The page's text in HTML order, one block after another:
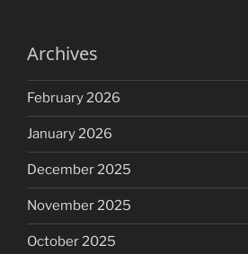
Archives
February 2026
January 2026
December 2025
November 2025
October 2025